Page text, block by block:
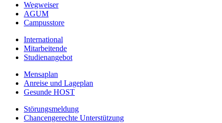
Wegweiser
AGUM
Campusstore
International
Mitarbeitende
Studienangebot
Mensaplan
Anreise und Lageplan
Gesunde HOST
Störungsmeldung
Chancengerechte Unterstützung